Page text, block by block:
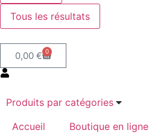
Tous les résultats
0,00 € 0
Produits par catégories
Accueil
Boutique en ligne